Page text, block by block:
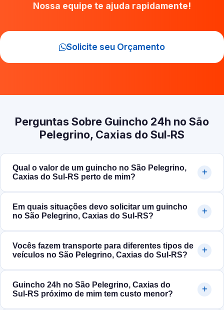
Nossa equipe te ajuda rapidamente!
Solicite seu Orçamento
Perguntas Sobre Guincho 24h no São
Pelegrino, Caxias do Sul‑RS
Qual o valor de um guincho no São Pelegrino,
Caxias do Sul‑RS perto de mim?
Em quais situações devo solicitar um guincho
no São Pelegrino, Caxias do Sul‑RS?
Vocês fazem transporte para diferentes tipos de
veículos no São Pelegrino, Caxias do Sul‑RS?
Guincho 24h no São Pelegrino, Caxias do
Sul‑RS próximo de mim tem custo menor?